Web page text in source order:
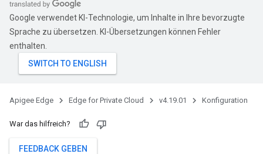
Google verwendet KI-Technologie, um Inhalte in Ihre bevorzugte
Sprache zu übersetzen. KI-Übersetzungen können Fehler
enthalten.
Apigee Edge Edge for Private Cloud v4.19.01 Konfiguration
War das hilfreich?
FEEDBACK GEBEN